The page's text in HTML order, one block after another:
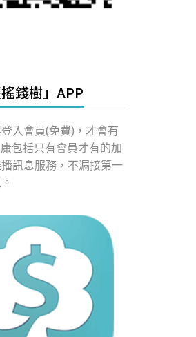
搖錢樹」APP
入會員(免費)，才會有
包括只有會員才有的加
訊息服務，不漏接第一